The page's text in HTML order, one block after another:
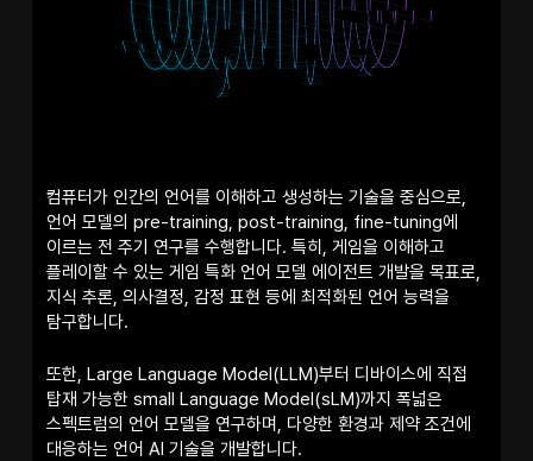
컴퓨터가 인간의 언어를 이해하고 생성하는 기술을 중심으로,
언어 모델의 pre-training, post-training, fine-tuning에
이르는 전 주기 연구를 수행합니다. 특히, 게임을 이해하고
플레이할 수 있는 게임 특화 언어 모델 에이전트 개발을 목표로,
지식 추론, 의사결정, 감정 표현 등에 최적화된 언어 능력을
탐구합니다.
또한, Large Language Model(LLM)부터 디바이스에 직접
탑재 가능한 small Language Model(sLM)까지 폭넓은
스펙트럼의 언어 모델을 연구하며, 다양한 환경과 제약 조건에
대응하는 언어 AI 기술을 개발합니다.